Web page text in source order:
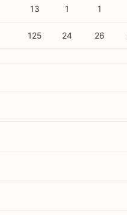
13 1 1
125 24 26